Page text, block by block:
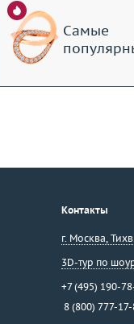
Самые
Контакты
г. Москва,
3D-тур по
+7 (495) 190-
8 (800) 777-